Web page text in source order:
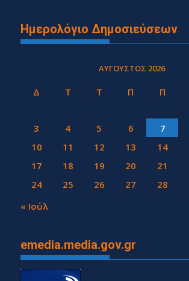
Ημερολόγιο Δημοσιεύσεων
ΑΎΓΟΥΣΤΟΣ 2026
Δ Τ Τ Π Π
3
4 5 6 7
10
11 12 13 14
17
18 19 20 21
24
25 26 27 28
31
« Ιούλ
emedia.media.gov.gr